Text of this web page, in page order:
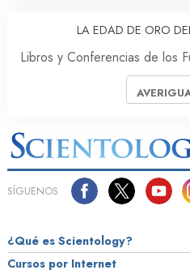
LA EDAD DE ORO
Libros y Conferencias de los
SÍGUENOS
¿Qué es Scientology?
Cursos por Internet